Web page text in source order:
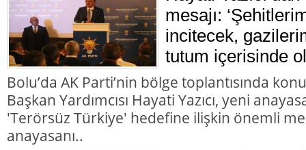
mesajı:
incitecek,
tutum içerisinde
Bolu’da AK Parti’nin bölge toplantısında
Başkan Yardımcısı Hayati Yazıcı, yeni
'Terörsüz Türkiye' hedefine ilişkin önemli
anayasanı..